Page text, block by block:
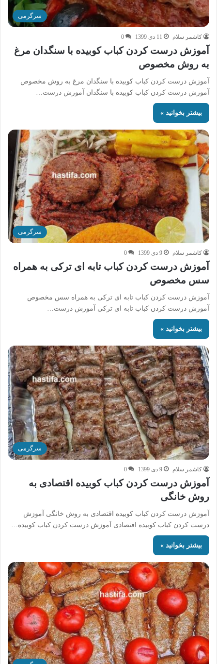
سرگرمی
کاشمر سلام 11 دی 1399 0
آموزش درست کردن کباب کوبیده با سنگدان مرغ
به روش مخصوص
آموزش درست کردن کباب کوبیده با سنگدان مرغ به روش مخصوص
آموزش درست کردن کباب کوبیده با سنگدان آموزش درست…
بیشتر بخوانید »
سرگرمی
کاشمر سلام 9 دی 1399 0
آموزش درست کردن کباب تابه ای ترکی به همراه
سس مخصوص
آموزش درست کردن کباب تابه ای ترکی به همراه سس مخصوص
آموزش درست کردن کباب تابه ای ترکی آموزش درست…
بیشتر بخوانید »
سرگرمی
کاشمر سلام 9 دی 1399 0
آموزش درست کردن کباب کوبیده اقتصادی به
روش خانگی
آموزش درست کردن کباب کوبیده اقتصادی به روش خانگی آموزش
درست کردن کباب کوبیده اقتصادی آموزش درست کردن کباب کوبیده…
بیشتر بخوانید »